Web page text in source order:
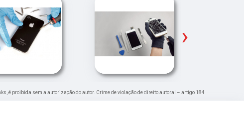
›
é proibida sem a autorização do autor. Crime de violação de direito autoral – artigo 184